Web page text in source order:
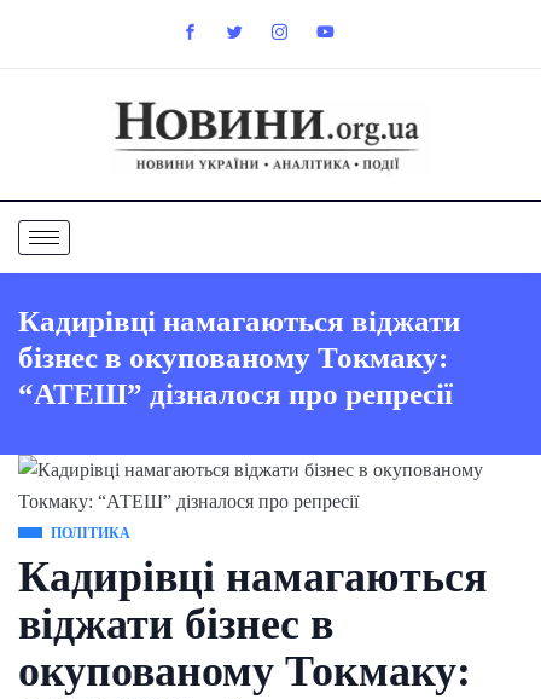
Кадирівці намагаються віджати
бізнес в окупованому Токмаку:
“АТЕШ” дізналося про репресії
ПОЛІТИКА
Кадирівці намагаються
віджати бізнес в
окупованому Токмаку: